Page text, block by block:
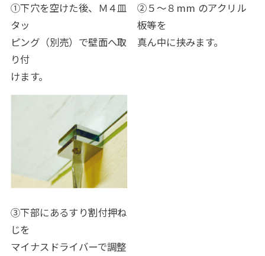
①下穴を空けた後、Ｍ４皿
タッ
ピング（別売）で壁面へ取
り付
けます。
②５～８mm のアクリル
板等を
真ん中に挟みます。
③下部にあるすり割付押ね
じを
マイナスドライバーで調整